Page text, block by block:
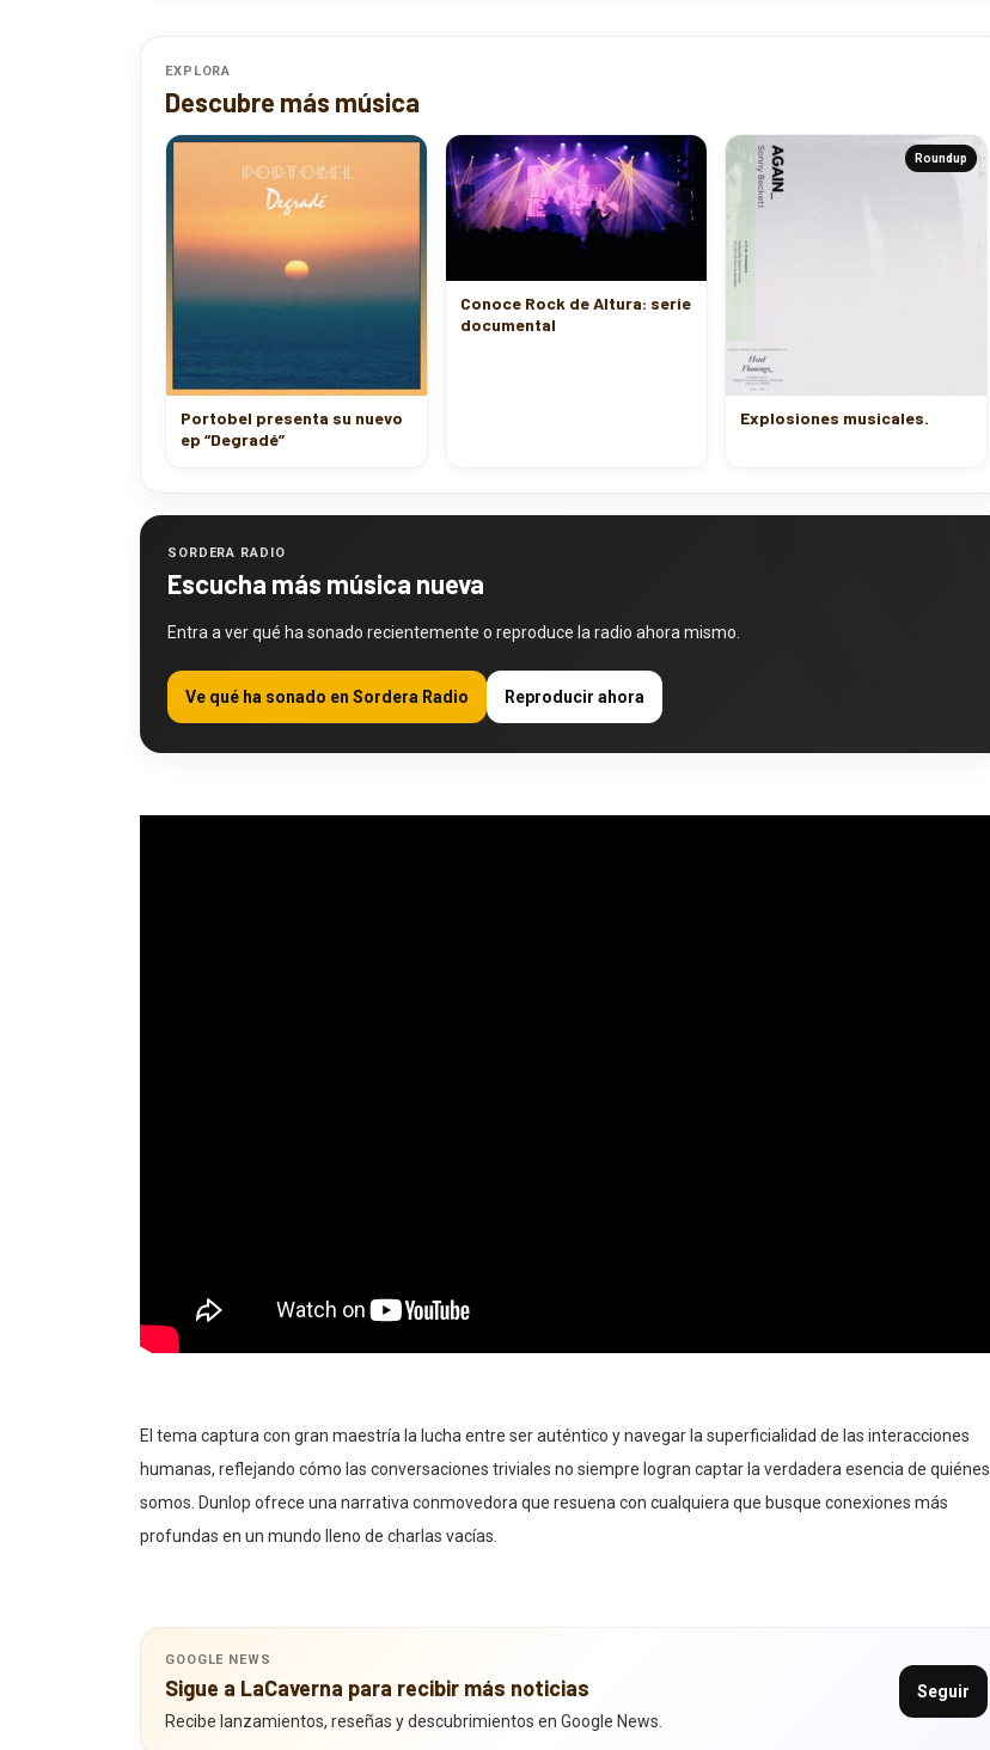
EXPLORA
Descubre más música
Portobel presenta su nuevo
ep “Degradé”
Conoce Rock de Altura: serie
documental
Roundup
Explosiones musicales.
SORDERA RADIO
Escucha más música nueva
Entra a ver qué ha sonado recientemente o reproduce la radio ahora mismo.
Ve qué ha sonado en Sordera Radio Reproducir ahora
El tema captura con gran maestría la lucha entre ser auténtico y navegar la superficialidad de las interacciones
humanas, reflejando cómo las conversaciones triviales no siempre logran captar la verdadera esencia de quiénes
somos. Dunlop ofrece una narrativa conmovedora que resuena con cualquiera que busque conexiones más
profundas en un mundo lleno de charlas vacías.
GOOGLE NEWS
Sigue a LaCaverna para recibir más noticias
Recibe lanzamientos, reseñas y descubrimientos en Google News.
Seguir